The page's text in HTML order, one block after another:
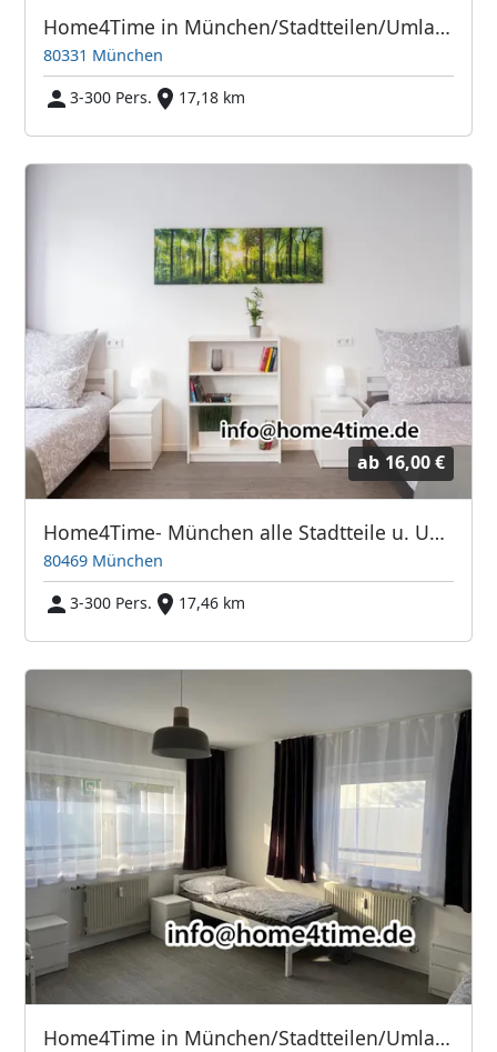
Home4Time in München/Stadtteilen/Umland
80331 München
3-300 Pers.
17,18 km
ab 16,00 €
Home4Time- München alle Stadtteile u. Umland
80469 München
3-300 Pers.
17,46 km
Home4Time in München/Stadtteilen/Umland